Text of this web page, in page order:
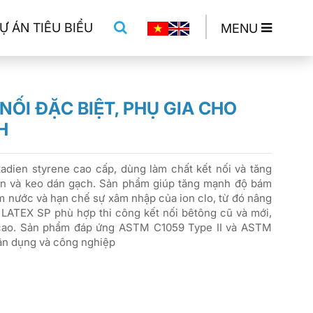
ÁN TIÊU BIỂU MENU
ĐẶC BIỆT, PHỤ GIA CHO
styrene cao cấp, dùng làm chất kết nối và tăng
keo dán gạch. Sản phẩm giúp tăng mạnh độ bám
nước và hạn chế sự xâm nhập của ion clo, từ đó nâng
SP phù hợp thi công kết nối bêtông cũ và mới,
Sản phẩm đáp ứng ASTM C1059 Type II và ASTM
dụng và công nghiệp